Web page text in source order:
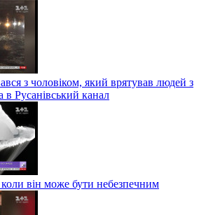
з чоловіком, який врятував людей з
в Русанівський канал
він може бути небезпечним